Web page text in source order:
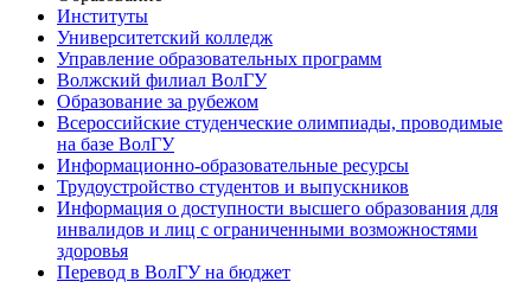
Институты
Университетский колледж
Управление образовательных программ
Волжский филиал ВолГУ
Образование за рубежом
Всероссийские студенческие олимпиады, проводимые
на базе ВолГУ
Информационно-образовательные ресурсы
Трудоустройство студентов и выпускников
Информация о доступности высшего образования для
инвалидов и лиц с ограниченными возможностями
здоровья
Перевод в ВолГУ на бюджет